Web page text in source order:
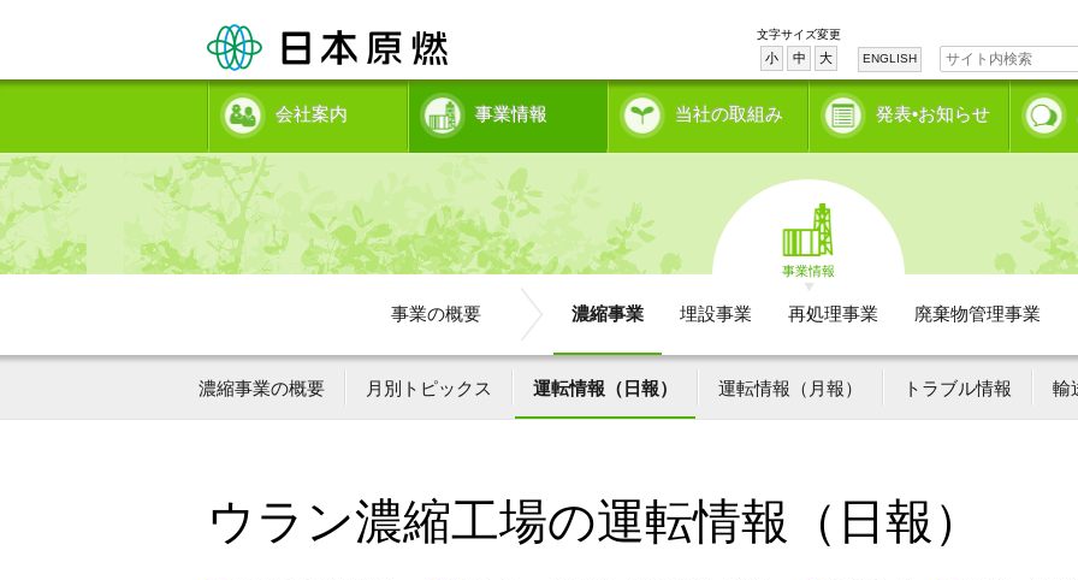
文字サイズ変更
小 中 大 ENGLISH
会社案内 事業情報 当社の取組み 発表•お知らせ
事業情報
事業の概要 濃縮事業 埋設事業 再処理事業 廃棄物管理事業
濃縮事業の概要 月別トピックス 運転情報（日報） 運転情報（月報） トラブル情報 輸
ウラン濃縮工場の運転情報（日報）